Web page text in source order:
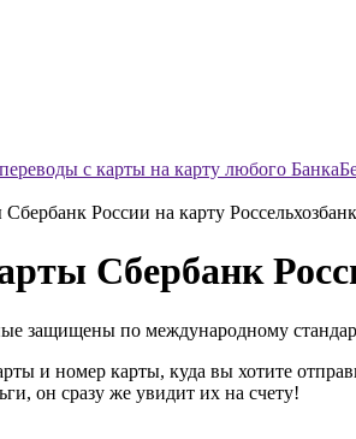
России на карту Россельхозбанк
Сбербанк
защищены по международному
и номер карты, куда вы хотите
он сразу же увидит их на счету!